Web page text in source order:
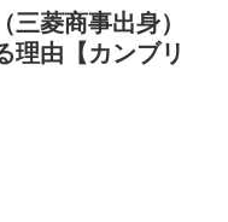
三菱商事出身）
理由【カンブリ